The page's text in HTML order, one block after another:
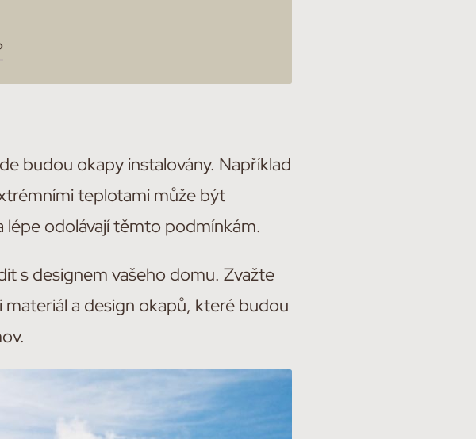
budou okapy instalovány. Například
teplotami může být
lépe odolávají těmto podmínkám.
s designem vašeho domu. Zvažte
a design okapů, které budou